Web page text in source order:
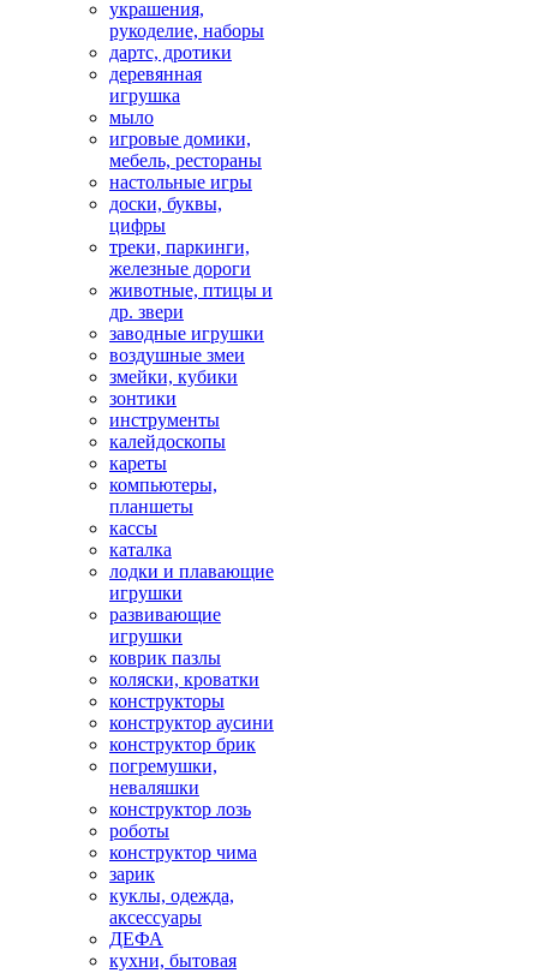
украшения,
рукоделие, наборы
дартс, дротики
деревянная
игрушка
мыло
игровые домики,
мебель, рестораны
настольные игры
доски, буквы,
цифры
треки, паркинги,
железные дороги
животные, птицы и
др. звери
заводные игрушки
воздушные змеи
змейки, кубики
зонтики
инструменты
калейдоскопы
кареты
компьютеры,
планшеты
кассы
каталка
лодки и плавающие
игрушки
развивающие
игрушки
коврик пазлы
коляски, кроватки
конструкторы
конструктор аусини
конструктор брик
погремушки,
неваляшки
конструктор лозь
роботы
конструктор чима
зарик
куклы, одежда,
аксессуары
ДЕФА
кухни, бытовая